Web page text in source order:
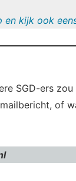
kijk ook
SGD-ers
of